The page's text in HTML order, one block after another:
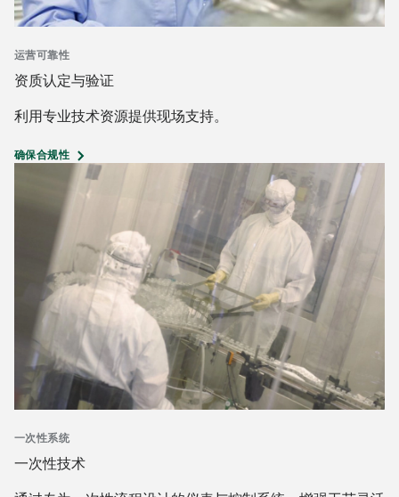
运营可靠性
资质认定与验证
利用专业技术资源提供现场支持。
确保合规性
一次性系统
一次性技术